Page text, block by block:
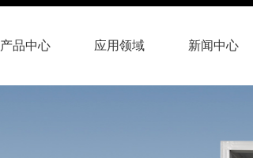
产品中心 应用领域 新闻中心